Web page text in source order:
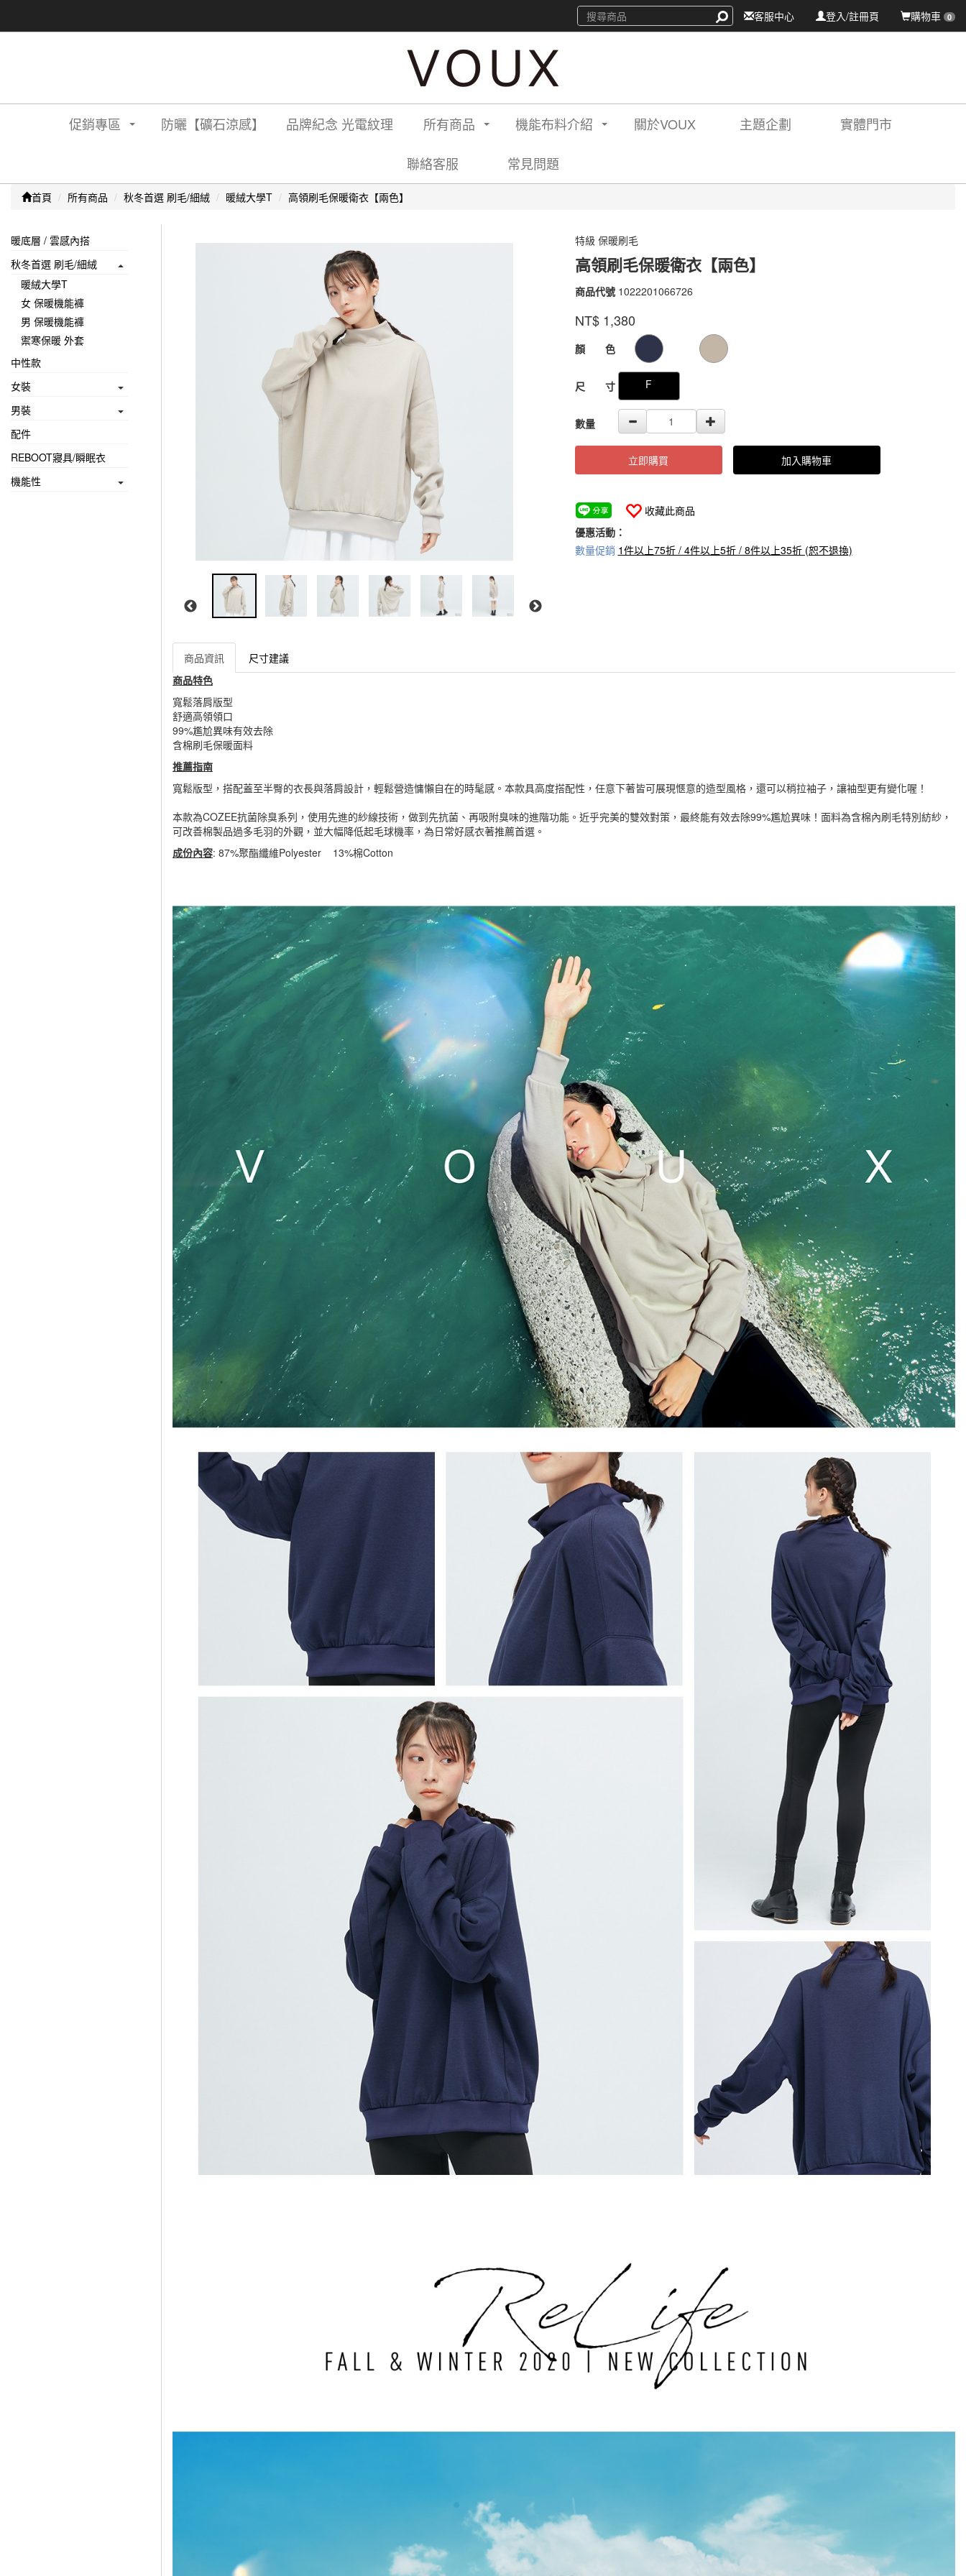
購物車 0
登入/註冊頁
客服中心
促銷專區 防曬【礦石涼感】 品牌紀念 光電紋理 所有商品 機能布料介紹 關於VOUX 主題企劃 實體門市
聯絡客服 常見問題
首頁 所有商品 秋冬首選 刷毛/細絨 暖絨大學T 高領刷毛保暖衛衣【兩色】
暖底層 / 雲感內搭
秋冬首選 刷毛/細絨
暖絨大學T
女 保暖機能褲
男 保暖機能褲
禦寒保暖 外套
中性款
女裝
男裝
配件
REBOOT寢具/瞬眠衣
機能性
特級 保暖刷毛
高領刷毛保暖衛衣【兩色】
商品代號 1022201066726
1022201066726
品牌
VOUX
NT$ 1,380
GOODS000000000000000004935
顏 色
尺 寸 F
數量
立即購買 加入購物車
收藏此商品
優惠活動：
數量促銷 1件以上75折 / 4件以上5折 / 8件以上35折 (恕不退換)
商品資訊
尺寸建議
商品特色
寬鬆落肩版型
舒適高領領口
99%尷尬異味有效去除
含棉刷毛保暖面料
推薦指南
寬鬆版型，搭配蓋至半臀的衣長與落肩設計，輕鬆營造慵懶自在的時髦感。本款具高度搭配性，任意下著皆可展現愜意的造型風格，還可以稍拉袖子，讓袖型更有變化喔！
本款為COZEE抗菌除臭系列，使用先進的紗線技術，做到先抗菌、再吸附臭味的進階功能。近乎完美的雙效對策，最終能有效去除99%尷尬異味！面料為含棉內刷毛特別紡紗，
可改善棉製品過多毛羽的外觀，並大幅降低起毛球機率，為日常好感衣著推薦首選。
成份內容: 87%聚酯纖維Polyester 13%棉Cotton